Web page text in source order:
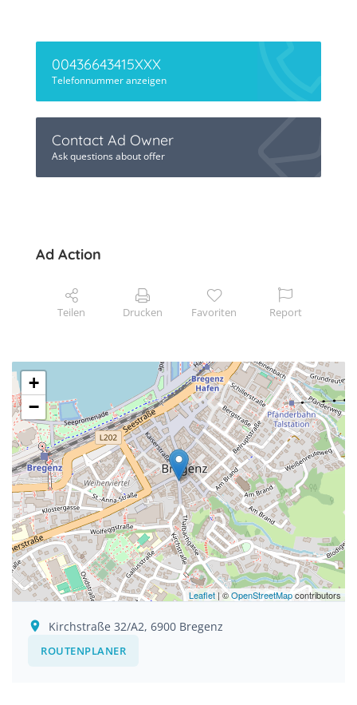
00436643415XXX
Telefonnummer anzeigen
Contact Ad Owner
Ask questions about offer
Ad Action
Teilen Drucken Favoriten Report
+
−
Leaflet| ©OpenStreetMapcontributors
Kirchstraße 32/A2, 6900 Bregenz
ROUTENPLANER